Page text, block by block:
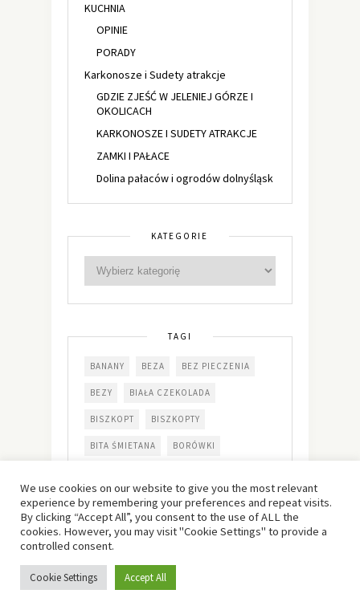
KUCHNIA
OPINIE
PORADY
Karkonosze i Sudety atrakcje
GDZIE ZJEŚĆ W JELENIEJ GÓRZE I
OKOLICACH
KARKONOSZE I SUDETY ATRAKCJE
ZAMKI I PAŁACE
Dolina pałaców i ogrodów dolnyśląsk
KATEGORIE
TAGI
BANANY BEZA BEZ PIECZENIA
BEZY BIAŁA CZEKOLADA
BISZKOPT BISZKOPTY
BITA ŚMIETANA BORÓWKI
CIASTO CIASTO KRUCHE
CIASTO NA NIEDZIELĘ
CIASTO UCIERANE
CZEKOLADA DESER
We use cookies on our website to give you the most relevant
experience by remembering your preferences and repeat visits.
By clicking “Accept All”, you consent to the use of ALL the
cookies. However, you may visit "Cookie Settings" to provide a
controlled consent.
Cookie Settings Accept All